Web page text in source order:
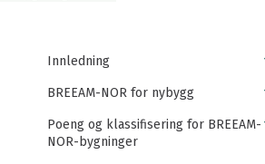
Innledning
BREEAM-NOR for nybygg
Poeng og klassifisering for BREEAM-
NOR-bygninger